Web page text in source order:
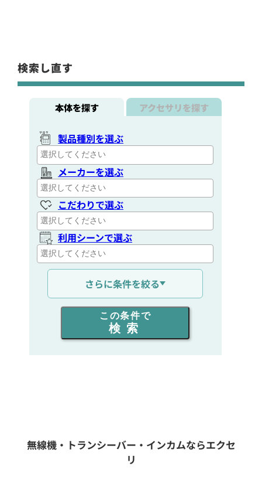
検索し直す
本体を探す アクセサリを探す
製品種別を選ぶ
メーカーを選ぶ
こだわりで選ぶ
利用シーンで選ぶ
通信距離を選ぶ
出力を選ぶ
同時通話人数を選ぶ
フリーワード入力(製品名等)
さらに条件を絞る
この条件で
検索
無線機・トランシーバー・インカムならエクセ
リ